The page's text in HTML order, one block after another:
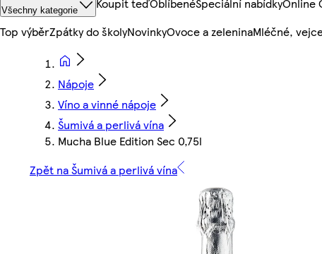
Všechny kategorie Koupit teďOblíbenéSpeciální nabídkyOnline
Top výběrZpátky do školyNovinkyOvoce a zeleninaMléčné,
Nápoje
Víno a vinné nápoje
Šumivá a perlivá vína
Mucha Blue Edition Sec 0,75l
Zpět na Šumivá a perlivá vína